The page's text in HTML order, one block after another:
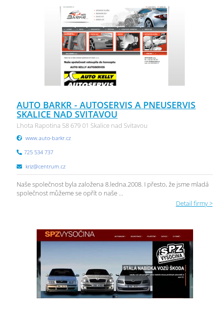
AUTO BARKR - AUTOSERVIS A PNEUSERVIS
SKALICE NAD SVITAVOU
Lhota Rapotina 58 679 01 Skalice nad Svitavou
www.auto-barkr.cz
725 534 737
kriz@centrum.cz
Naše společnost byla založena 8.ledna.2008. I přesto, že jsme mladá
společnost můžeme se opřít o naše ...
Detail firmy >